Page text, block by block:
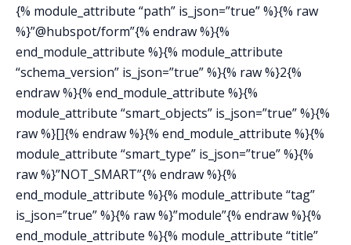
{% module_attribute “path” is_json=”true” %}{% raw
%}”@hubspot/form”{% endraw %}{%
end_module_attribute %}{% module_attribute
“schema_version” is_json=”true” %}{% raw %}2{%
endraw %}{% end_module_attribute %}{%
module_attribute “smart_objects” is_json=”true” %}{%
raw %}[]{% endraw %}{% end_module_attribute %}{%
module_attribute “smart_type” is_json=”true” %}{%
raw %}”NOT_SMART”{% endraw %}{%
end_module_attribute %}{% module_attribute “tag”
is_json=”true” %}{% raw %}”module”{% endraw %}{%
end_module_attribute %}{% module_attribute “title”